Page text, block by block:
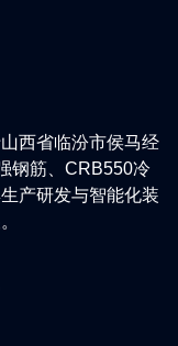
西省临汾市侯马经
钢筋、CRB550冷
产研发与智能化装